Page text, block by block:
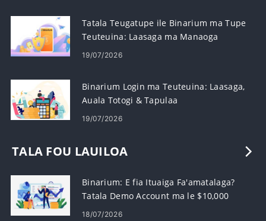
Tatala Teugatupe ile Binarium ma Tupe
Teuteuina: Laasaga ma Manaoga
19/07/2026
Binarium Login ma Teuteuina: Laasaga,
Auala Totogi & Tapulaa
19/07/2026
TALA FOU LAUILOA
Binarium: E fia Ituaiga Fa'amatalaga?
Tatala Demo Account ma le $10,000
18/07/2026